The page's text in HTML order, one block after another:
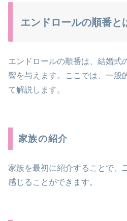
エンドロールの順番と
エンドロールの順番は、結婚式
響を与えます。ここでは、一般
て解説します。
家族の紹介
家族を最初に紹介することで、
感じることができます。